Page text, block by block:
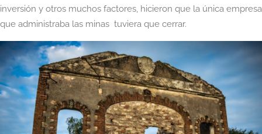
inversión y otros muchos factores, hicieron que la única empresa
que administraba las minas tuviera que cerrar.